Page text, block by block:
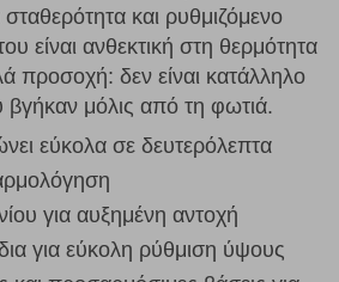
σταθερότητα και ρυθμιζόμενο
είναι ανθεκτική στη θερμότητα
προσοχή: δεν είναι κατάλληλο
βγήκαν μόλις από τη φωτιά.
εύκολα σε δευτερόλεπτα
για αυξημένη αντοχή
για εύκολη ρύθμιση ύψους